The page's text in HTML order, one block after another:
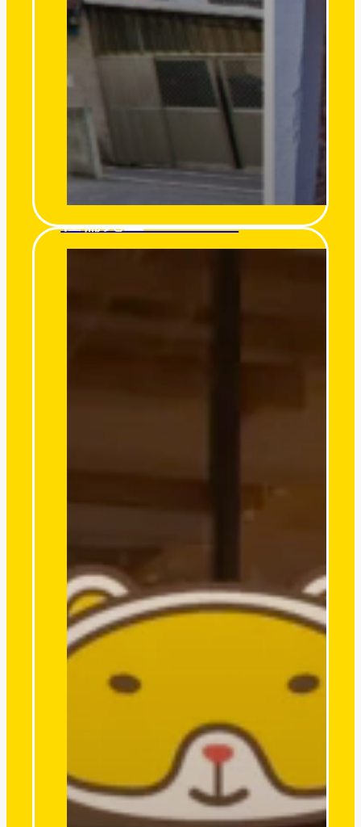
杜倫先生 Mr. Turon